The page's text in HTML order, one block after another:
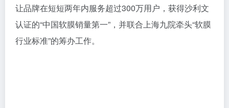
让品牌在短短两年内服务超过300万用户，获得沙利文
认证的“中国软膜销量第一”，并联合上海九院牵头“软膜
行业标准”的筹办工作。